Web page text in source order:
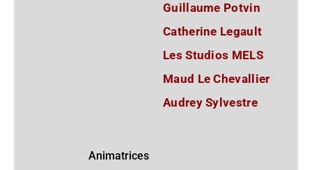
Guillaume Potvin
Catherine Legault
Les Studios MELS
Maud Le Chevallier
Audrey Sylvestre
Animatrices